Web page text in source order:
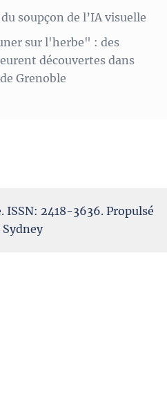
soupçon de l’IA visuelle
sur l'herbe" : des
découvertes dans
Grenoble
2418-3636. Propulsé
Sydney